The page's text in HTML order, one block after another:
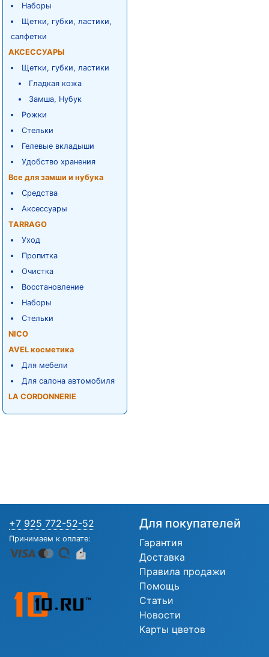
Наборы
Щетки, губки, ластики,
салфетки
АКСЕССУАРЫ
Щетки, губки, ластики
Гладкая кожа
Замша, Нубук
Рожки
Стельки
Гелевые вкладыши
Удобство хранения
Все для замши и нубука
Средства
Аксессуары
TARRAGO
Уход
Пропитка
Очистка
Восстановление
Наборы
Стельки
NICO
AVEL косметика
Для мебели
Для салона автомобиля
LA CORDONNERIE
+7 925 772-52-52
Принимаем к оплате:
Для покупателей
Гарантия
Доставка
Правила продажи
Помощь
Статьи
Новости
Карты цветов